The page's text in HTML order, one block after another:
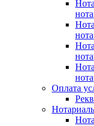
Оплата